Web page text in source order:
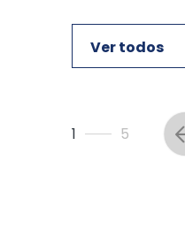
Ver todos
1 5